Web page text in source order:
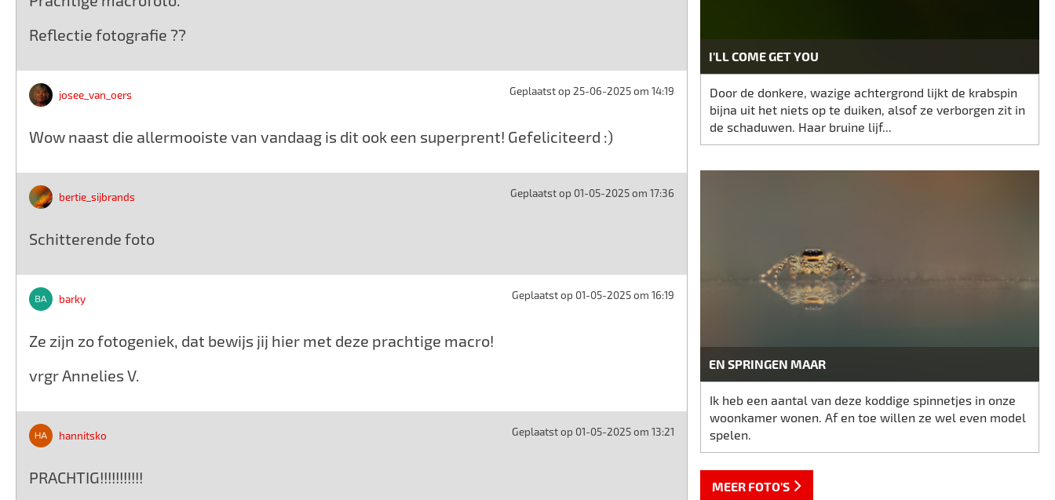
Reflectie fotografie ??
josee_van_oers Geplaatst op 25-06-2025 om 14:19
Wow naast die allermooiste van vandaag is dit ook een superprent! Gefeliciteerd :)
bertie_sijbrands Geplaatst op 01-05-2025 om 17:36
Schitterende foto
barky Geplaatst op 01-05-2025 om 16:19
Ze zijn zo fotogeniek, dat bewijs jij hier met deze prachtige macro!
vrgr Annelies V.
hannitsko Geplaatst op 01-05-2025 om 13:21
PRACHTIG!!!!!!!!!!!
I'LL COME GET YOU
Door de donkere, wazige achtergrond lijkt de krabspin
bijna uit het niets op te duiken, alsof ze verborgen zit in
de schaduwen. Haar bruine lijf...
EN SPRINGEN MAAR
Ik heb een aantal van deze koddige spinnetjes in onze
woonkamer wonen. Af en toe willen ze wel even model
spelen.
MEER FOTO'S